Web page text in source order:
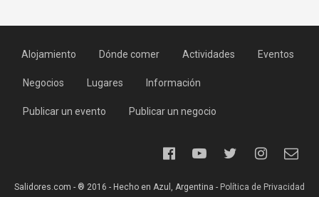
Alojamiento Dónde comer Actividades Eventos
Negocios Lugares Información
Publicar un evento Publicar un negocio
Salidores.com - ® 2016 - Hecho en Azul, Argentina - Política de Privacidad